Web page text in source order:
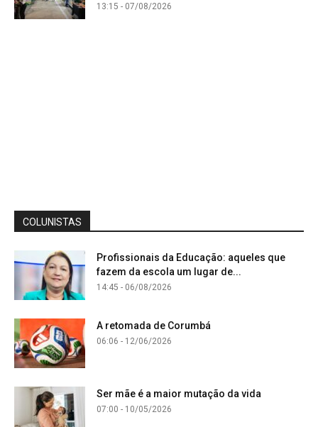
13:15 - 07/08/2026
COLUNISTAS
Profissionais da Educação: aqueles que
fazem da escola um lugar de...
14:45 - 06/08/2026
A retomada de Corumbá
06:06 - 12/06/2026
Ser mãe é a maior mutação da vida
07:00 - 10/05/2026